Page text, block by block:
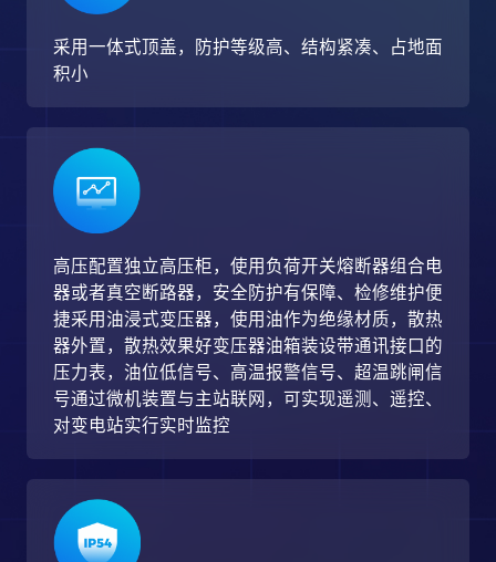
采用一体式顶盖，防护等级高、结构紧凑、占地面
积小
高压配置独立高压柜，使用负荷开关熔断器组合电
器或者真空断路器，安全防护有保障、检修维护便
捷采用油浸式变压器，使用油作为绝缘材质，散热
器外置，散热效果好变压器油箱装设带通讯接口的
压力表，油位低信号、高温报警信号、超温跳闸信
号通过微机装置与主站联网，可实现遥测、遥控、
对变电站实行实时监控